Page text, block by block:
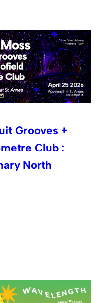
Grooves +
Club :
North